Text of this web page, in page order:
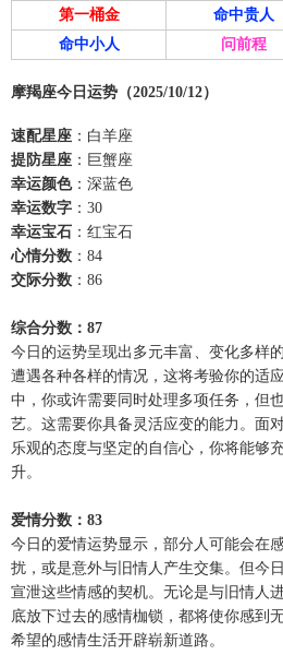
第一桶金 命中贵人
命中小人
问前程
摩羯座今日运势（2025/10/12）
速配星座 ：白羊座
提防星座 ：巨蟹座
幸运颜色：深蓝色
幸运数字 ：30
幸运宝石 ：红宝石
心情分数 ：84
交际分数 ：86
综合分数：87
今日的运势呈现出多元丰富、变化多样
遭遇各种各样的情况，这将考验你的适
中，你或许需要同时处理多项任务，但
艺。这需要你具备灵活应变的能力。面
乐观的态度与坚定的自信心，你将能够
升。
爱情分数：83
今日的爱情运势显示，部分人可能会在
扰，或是意外与旧情人产生交集。但今
宣泄这些情感的契机。无论是与旧情人
底放下过去的感情枷锁，都将使你感到
希望的感情生活开辟崭新道路。